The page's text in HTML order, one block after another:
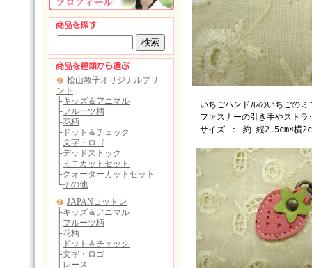
いちごハンドルのいちごのミ
ファスナーの引き手やストラ
サイズ ： 約 縦2.5cm×横